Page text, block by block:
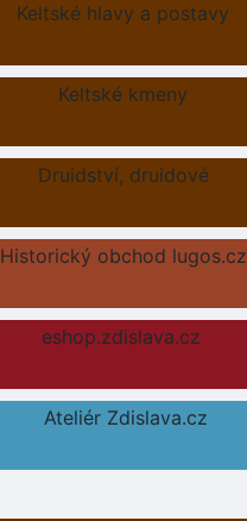
Keltské hlavy a postavy
Keltské kmeny
Druidství, druidové
Historický obchod lugos.cz
eshop.zdislava.cz
Ateliér Zdislava.cz